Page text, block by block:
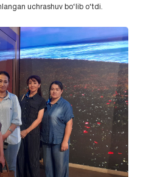
uchrashuv bo‘lib o‘tdi.